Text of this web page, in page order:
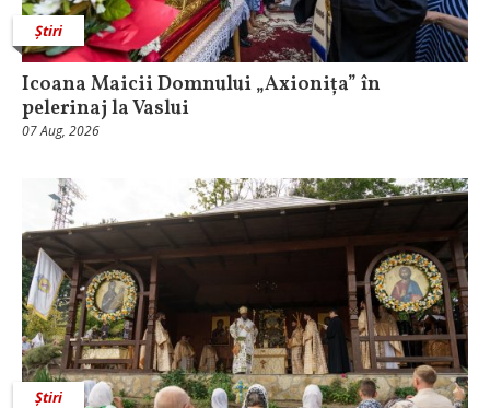
Știri
Icoana Maicii Domnului „Axionița” în
pelerinaj la Vaslui
07 Aug, 2026
Știri